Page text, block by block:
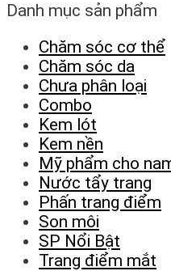
Danh mục sản phẩm
Chăm sóc cơ thể
Chăm sóc da
Chưa phân loại
Combo
Kem lót
Kem nền
Mỹ phẩm cho
Nước tẩy trang
Phấn trang điểm
Son môi
SP Nổi Bật
Trang điểm mắt